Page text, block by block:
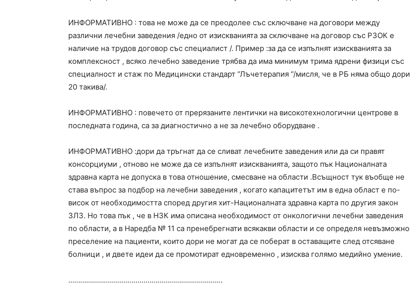
ИНФОРМАТИВНО : това не може да се преодолее със сключване на договори между
различни лечебни заведения /едно от изискванията за сключване на договор със РЗОК е
наличие на трудов договор със специалист /. Пример :за да се изпълнят изискванията за
комплексност , всяко лечебно заведение трябва да има минимум трима ядрени физици със
специалност и стаж по Медицински стандарт “Лъчетерапия “/мисля, че в РБ няма общо дори
20 такива/.
ИНФОРМАТИВНО : повечето от прерязаните лентички на високотехнологични центрове в
последната година, са за диагностично а не за лечебно оборудване .
ИНФОРМАТИВНО :дори да тръгнат да се сливат лечебните заведения или да си правят
консорциуми , отново не може да се изпълнят изискванията, защото пък Националната
здравна карта не допуска в това отношение, смесване на области .Всъщност тук въобще не
става въпрос за подбор на лечебни заведения , когато капацитетът им в една област е по-
висок от необходимостта според другия хит-Националната здравна карта по другия закон
ЗЛЗ. Но това пък , че в НЗК има описана необходимост от онкологични лечебни заведения
по области, а в Наредба № 11 са пренебрегнати всякакви области и се определя невъзможно
преселение на пациенти, които дори не могат да се поберат в оставащите след отсяване
болници , и двете идеи да се промотират едновременно , изисква голямо медийно умение.
……………………………………………………………………